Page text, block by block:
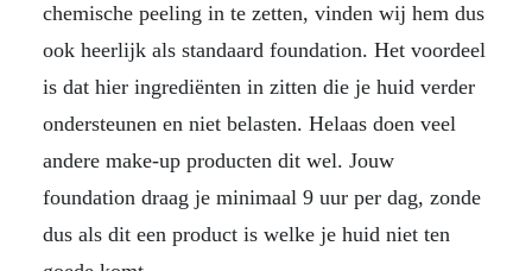
chemische peeling in te zetten, vinden wij hem dus
ook heerlijk als standaard foundation. Het voordeel
is dat hier ingrediënten in zitten die je huid verder
ondersteunen en niet belasten. Helaas doen veel
andere make-up producten dit wel. Jouw
foundation draag je minimaal 9 uur per dag, zonde
dus als dit een product is welke je huid niet ten